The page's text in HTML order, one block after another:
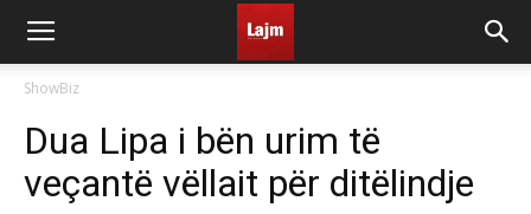
ShowBiz
Dua Lipa i bën urim të
veçantë vëllait për ditëlindje